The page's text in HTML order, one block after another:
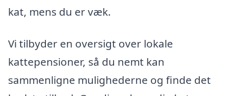
kat, mens du er væk.
Vi tilbyder en oversigt over lokale
kattepensioner, så du nemt kan
sammenligne mulighederne og finde det